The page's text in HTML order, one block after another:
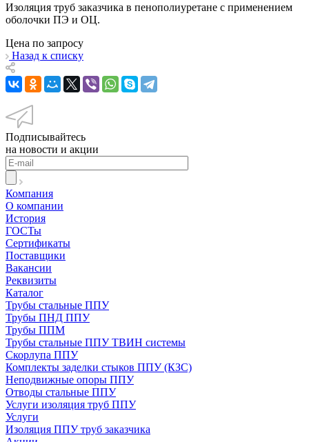
Изоляция труб заказчика в пенополиуретане с применением
оболочки ПЭ и ОЦ.
Цена по запросу
Назад к списку
Подписывайтесь
на новости и акции
Компания
О компании
История
ГОСТы
Сертификаты
Поставщики
Вакансии
Реквизиты
Каталог
Трубы стальные ППУ
Трубы ПНД ППУ
Трубы ППМ
Трубы стальные ППУ ТВИН системы
Скорлупа ППУ
Комплекты заделки стыков ППУ (КЗС)
Неподвижные опоры ППУ
Отводы стальные ППУ
Услуги изоляция труб ППУ
Услуги
Изоляция ППУ труб заказчика